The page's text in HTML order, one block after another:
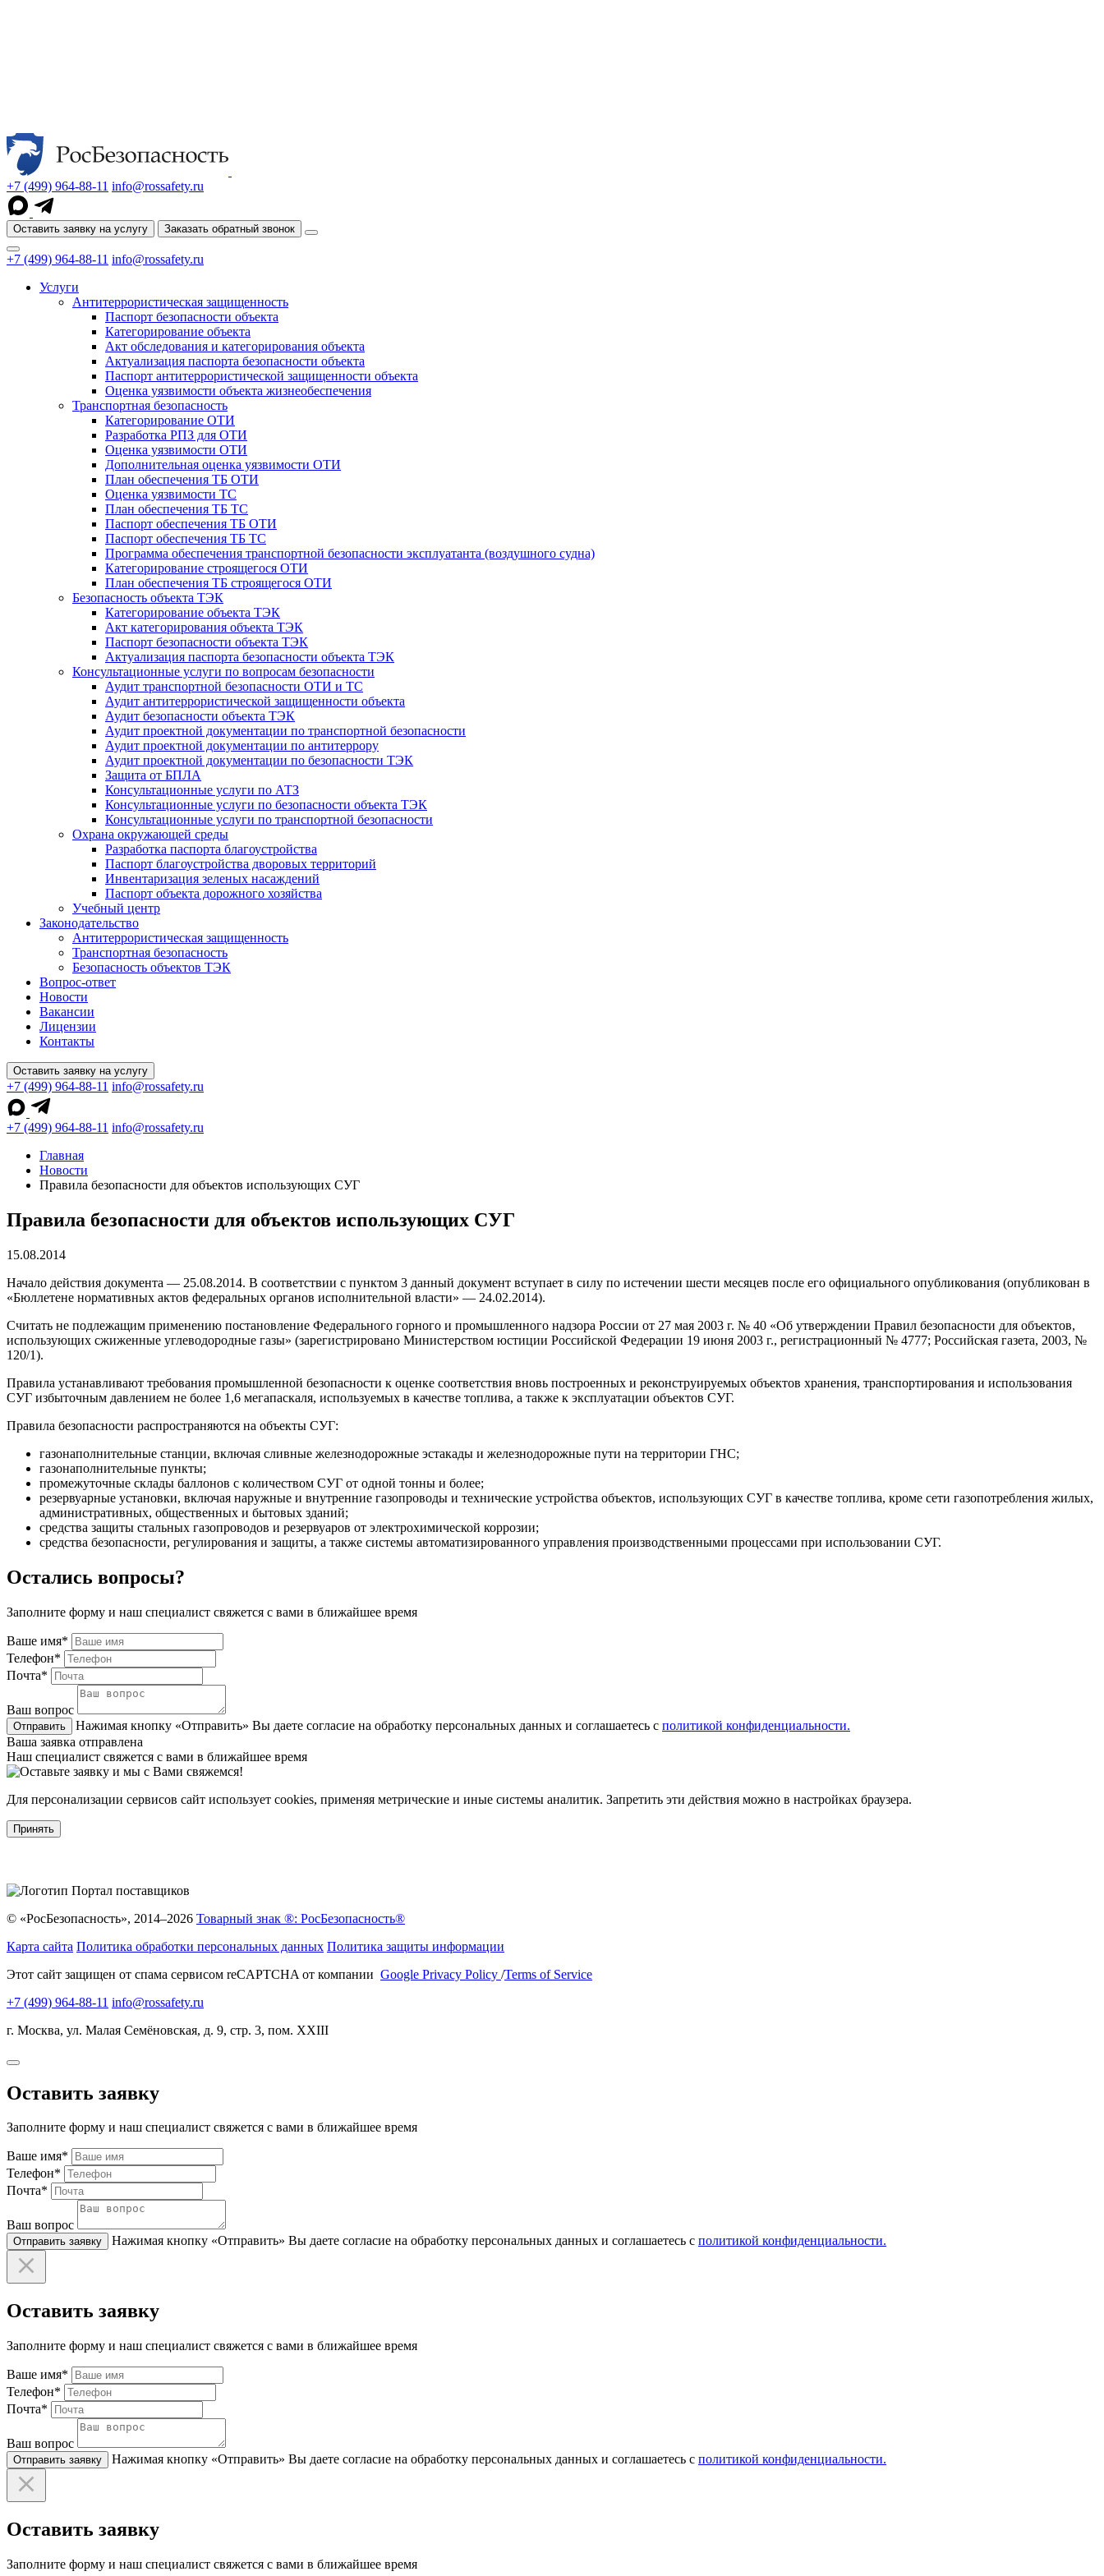
+7 (499) 964-88-11 info@rossafety.ru
Оставить заявку на услугу Заказать обратный звонок
+7 (499) 964-88-11 info@rossafety.ru
Услуги
Антитеррористическая защищенность
Паспорт безопасности объекта
Категорирование объекта
Акт обследования и категорирования объекта
Актуализация паспорта безопасности объекта
Паспорт антитеррористической защищенности объекта
Оценка уязвимости объекта жизнеобеспечения
Транспортная безопасность
Категорирование ОТИ
Разработка РПЗ для ОТИ
Оценка уязвимости ОТИ
Дополнительная оценка уязвимости ОТИ
План обеспечения ТБ ОТИ
Оценка уязвимости ТС
План обеспечения ТБ ТС
Паспорт обеспечения ТБ ОТИ
Паспорт обеспечения ТБ ТС
Программа обеспечения транспортной безопасности эксплуатанта (воздушного судна)
Категорирование строящегося ОТИ
План обеспечения ТБ строящегося ОТИ
Безопасность объекта ТЭК
Категорирование объекта ТЭК
Акт категорирования объекта ТЭК
Паспорт безопасности объекта ТЭК
Актуализация паспорта безопасности объекта ТЭК
Консультационные услуги по вопросам безопасности
Аудит транспортной безопасности ОТИ и ТС
Аудит антитеррористической защищенности объекта
Аудит безопасности объекта ТЭК
Аудит проектной документации по транспортной безопасности
Аудит проектной документации по антитеррору
Аудит проектной документации по безопасности ТЭК
Защита от БПЛА
Консультационные услуги по АТЗ
Консультационные услуги по безопасности объекта ТЭК
Консультационные услуги по транспортной безопасности
Охрана окружающей среды
Разработка паспорта благоустройства
Паспорт благоустройства дворовых территорий
Инвентаризация зеленых насаждений
Паспорт объекта дорожного хозяйства
Учебный центр
Законодательство
Антитеррористическая защищенность
Транспортная безопасность
Безопасность объектов ТЭК
Вопрос-ответ
Новости
Вакансии
Лицензии
Контакты
Оставить заявку на услугу
+7 (499) 964-88-11 info@rossafety.ru
+7 (499) 964-88-11 info@rossafety.ru
Главная
Новости
Правила безопасности для объектов использующих СУГ
Правила безопасности для объектов использующих СУГ
15.08.2014
Начало действия документа — 25.08.2014. В соответствии с пунктом 3 данный документ вступает в силу по истечении шести месяцев после его официального опубликования (опубликован в
«Бюллетене нормативных актов федеральных органов исполнительной власти» — 24.02.2014).
Считать не подлежащим применению постановление Федерального горного и промышленного надзора России от 27 мая 2003 г. № 40 «Об утверждении Правил безопасности для объектов,
использующих сжиженные углеводородные газы» (зарегистрировано Министерством юстиции Российской Федерации 19 июня 2003 г., регистрационный № 4777; Российская газета, 2003, №
120/1).
Правила устанавливают требования промышленной безопасности к оценке соответствия вновь построенных и реконструируемых объектов хранения, транспортирования и использования
СУГ избыточным давлением не более 1,6 мегапаскаля, используемых в качестве топлива, а также к эксплуатации объектов СУГ.
Правила безопасности распространяются на объекты СУГ:
газонаполнительные станции, включая сливные железнодорожные эстакады и железнодорожные пути на территории ГНС;
газонаполнительные пункты;
промежуточные склады баллонов с количеством СУГ от одной тонны и более;
резервуарные установки, включая наружные и внутренние газопроводы и технические устройства объектов, использующих СУГ в качестве топлива, кроме сети газопотребления жилых,
административных, общественных и бытовых зданий;
средства защиты стальных газопроводов и резервуаров от электрохимической коррозии;
средства безопасности, регулирования и защиты, а также системы автоматизированного управления производственными процессами при использовании СУГ.
Остались вопросы?
Заполните форму и наш специалист свяжется с вами в ближайшее время
Ваше имя*
Телефон*
Почта*
Ваш вопрос
Отправить Нажимая кнопку «Отправить» Вы даете согласие на обработку персональных данных и соглашаетесь с политикой конфиденциальности.
Ваша заявка отправлена
Наш специалист свяжется с вами в ближайшее время
Для персонализации сервисов сайт использует cookies, применяя метрические и иные системы аналитик. Запретить эти действия можно в настройках браузера.
Принять
© «РосБезопасность», 2014–2026 Товарный знак ®: РосБезопасность®
Карта сайта Политика обработки персональных данных Политика защиты информации
Этот сайт защищен от спама сервисом reCAPTCHA от компании Google Privacy Policy /Terms of Service
+7 (499) 964-88-11 info@rossafety.ru
г. Москва, ул. Малая Семёновская, д. 9, стр. 3, пом. XXIII
Оставить заявку
Заполните форму и наш специалист свяжется с вами в ближайшее время
Ваше имя*
Телефон*
Почта*
Ваш вопрос
Отправить заявку Нажимая кнопку «Отправить» Вы даете согласие на обработку персональных данных и соглашаетесь с политикой конфиденциальности.
Оставить заявку
Заполните форму и наш специалист свяжется с вами в ближайшее время
Ваше имя*
Телефон*
Почта*
Ваш вопрос
Отправить заявку Нажимая кнопку «Отправить» Вы даете согласие на обработку персональных данных и соглашаетесь с политикой конфиденциальности.
Оставить заявку
Заполните форму и наш специалист свяжется с вами в ближайшее время